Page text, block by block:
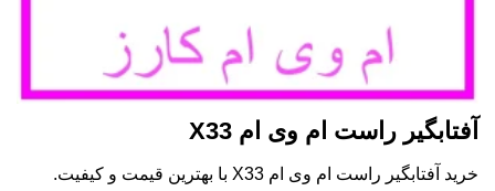
آفتابگیر راست ام وی ام X33
خرید آفتابگیر راست ام وی ام X33 با بهترین قیمت و کیفیت.